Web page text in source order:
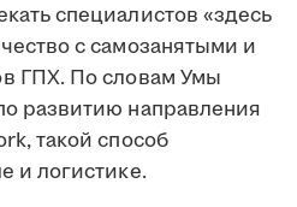
специалистов «здесь
с самозанятыми и
ГПХ. По словам Умы
развитию направления
такой способ
и логистике.